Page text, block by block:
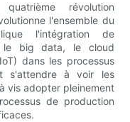
révolution
l'ensemble du
l'intégration de
le big data, le cloud
dans les processus
s'attendre à voir les
vis adopter pleinement
de production